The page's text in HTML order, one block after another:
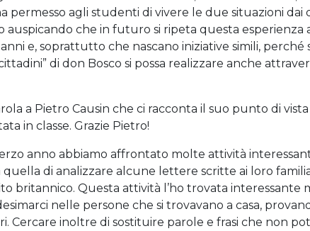
permesso agli studenti di vivere le due situazioni dai
auspicando che in futuro si ripeta questa esperienza
e, soprattutto che nascano iniziative simili, perché
di don Bosco si possa realizzare anche
a Pietro Causin che ci racconta il suo punto di
in classe. Grazie Pietro!
anno abbiamo affrontato molte attività
di analizzare alcune lettere scritte ai loro
britannico. Questa attività l’ho trovata interessante
nelle persone che si trovavano a casa,
Cercare inoltre di sostituire parole e frasi che non